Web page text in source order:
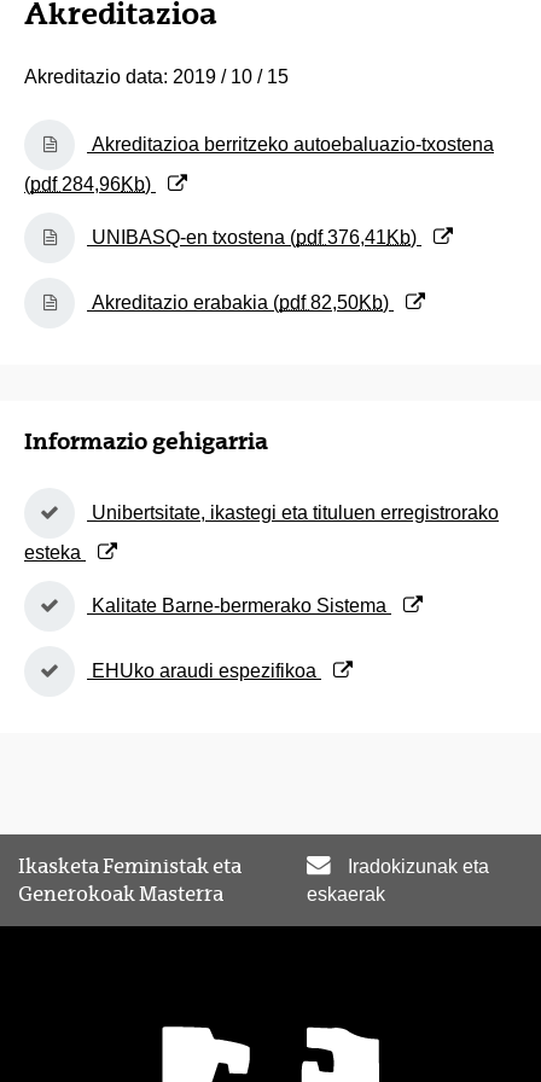
Akreditazioa
Akreditazio data: 2019 / 10 / 15
(Beste leiho bat zabalduko du)
Akreditazioa berritzeko autoebaluazio-txostena
(pdf 284,96Kb)
(Beste leiho bat zabalduko du)
UNIBASQ-en txostena (pdf376,41Kb)
(Beste leiho bat zabalduko du)
Akreditazio erabakia (pdf82,50Kb)
Informazio gehigarria
(Beste leiho bat zabalduko du)
Unibertsitate, ikastegi eta tituluen erregistrorako
esteka
(Beste leiho bat zabalduko du)
Kalitate Barne-bermerako Sistema
(Beste leiho bat zabalduko du)
EHUko araudi espezifikoa
Ikasketa Feministak eta
Generokoak Masterra
Iradokizunak eta
eskaerak